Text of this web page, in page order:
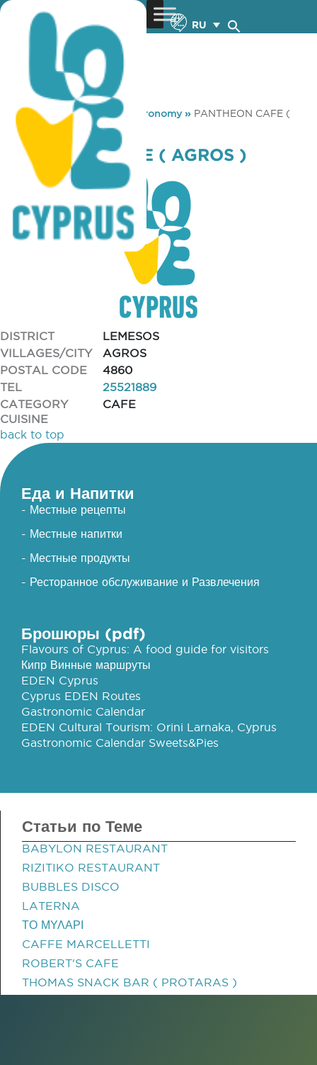
RU
You are here: Home »Gastronomy» PANTHEON CAFE (
AGROS )
PANTHEON CAFE ( AGROS )
DISTRICT
LEMESOS
VILLAGES/CITY
AGROS
POSTAL CODE
4860
TEL
25521889
CATEGORY
CAFE
CUISINE
back to top
Еда и Напитки
- Местные рецепты
- Местные напитки
- Местные продукты
- Ресторанное обслуживание и Развлечения
Брошюры (pdf)
Flavours of Cyprus: A food guide for visitors
Кипр Винные маршруты
EDEN Cyprus
Cyprus EDEN Routes
Gastronomic Calendar
EDEN Cultural Tourism: Orini Larnaka, Cyprus
Gastronomic Calendar Sweets&Pies
Статьи по Теме
BABYLON RESTAURANT
RIZITIKO RESTAURANT
BUBBLES DISCO
LATERNA
ΤΟ ΜΥΛΑΡΙ
CAFFE MARCELLETTI
ROBERT'S CAFE
THOMAS SNACK BAR ( PROTARAS )